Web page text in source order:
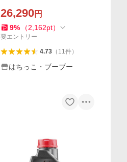
化学合成 MOTUL 6100 シ
ン・クリーン
26,290円
9% （2,162pt）
要エントリー
4.73（ 11件）
はちっこ・ブーブー